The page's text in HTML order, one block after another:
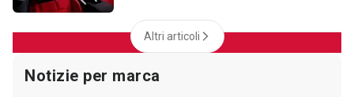
Altri articoli
Notizie per marca